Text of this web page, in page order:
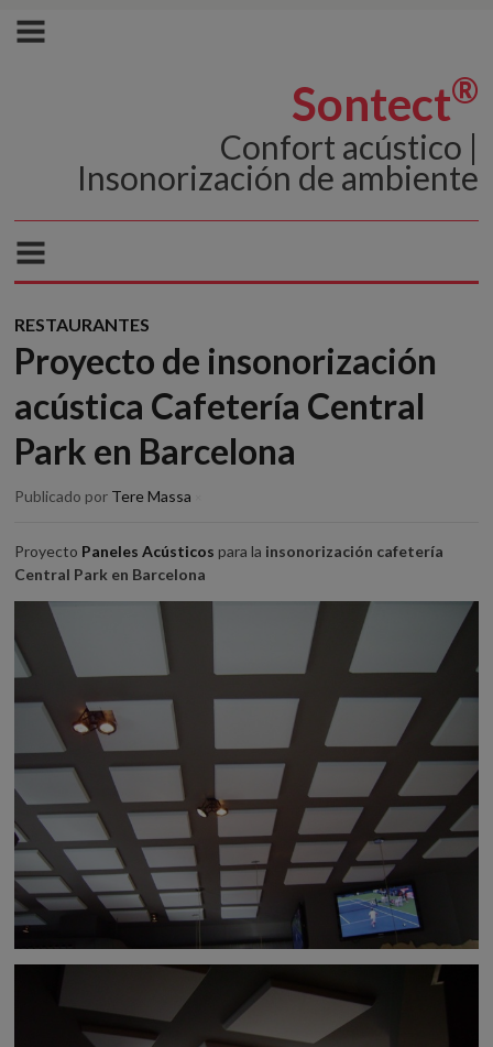
Sontect®
Confort acústico |
Insonorización de ambiente
RESTAURANTES
Proyecto de insonorización
acústica Cafetería Central
Park en Barcelona
Publicado por Tere Massa
Proyecto Paneles Acústicos para la insonorización cafetería
Central Park en Barcelona